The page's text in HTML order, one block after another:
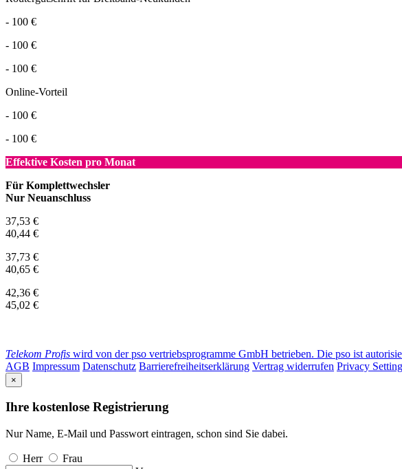
- 100 €
- 100 €
- 100 €
Online-Vorteil
- 100 €
- 100 €
Effektive Kosten pro Monat
Für Komplettwechsler
Nur Neuanschluss
37,53 €
40,44 €
37,73 €
40,65 €
42,36 €
45,02 €
Telekom Profis wird von der pso vertriebsprogramme GmbH betrieben. Die pso ist
AGB Impressum Datenschutz Barrierefreiheitserklärung Vertrag widerrufen Privacy
×
Ihre kostenlose Registrierung
Nur Name, E-Mail und Passwort eintragen, schon sind Sie dabei.
Herr
Frau